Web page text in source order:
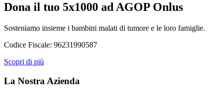
Dona il tuo 5x1000 ad AGOP Onlus
Sosteniamo insieme i bambini malati di tumore e le loro famiglie.
Codice Fiscale: 96231990587
Scopri di più
La Nostra Azienda